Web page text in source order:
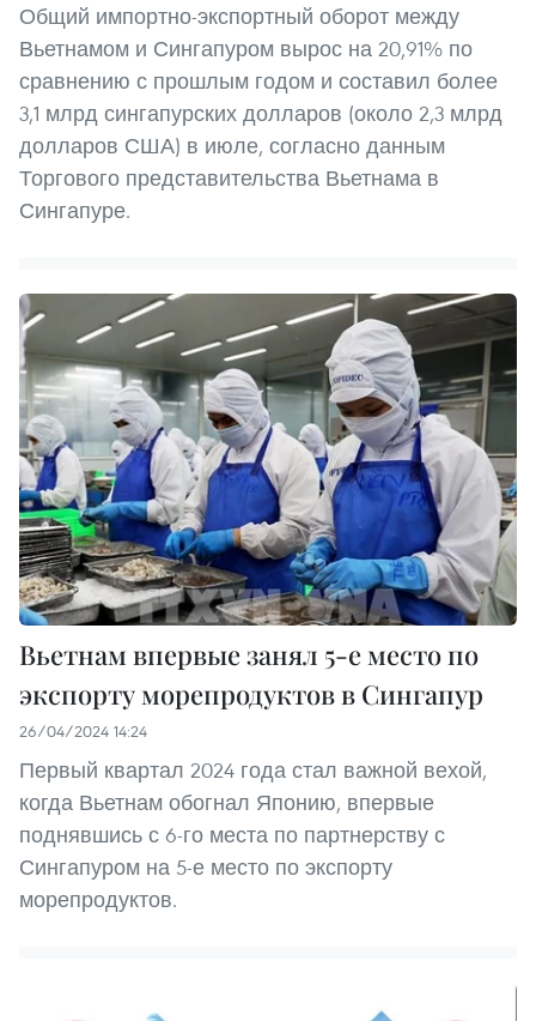
Общий импортно-экспортный оборот между
Вьетнамом и Сингапуром вырос на 20,91% по
сравнению с прошлым годом и составил более
3,1 млрд сингапурских долларов (около 2,3 млрд
долларов США) в июле, согласно данным
Торгового представительства Вьетнама в
Сингапуре.
Вьетнам впервые занял 5-е место по
экспорту морепродуктов в Сингапур
26/04/2024 14:24
Первый квартал 2024 года стал важной вехой,
когда Вьетнам обогнал Японию, впервые
поднявшись с 6-го места по партнерству с
Сингапуром на 5-е место по экспорту
морепродуктов.